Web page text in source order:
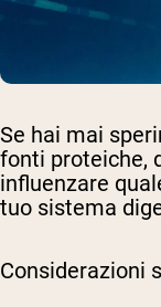
Se hai mai
fonti proteiche,
influenzare
tuo sistema
Considerazioni